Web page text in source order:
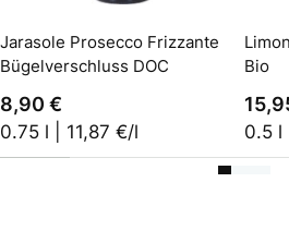
Jarasole Prosecco Frizzante
Bügelverschluss DOC
8,90 €
0.75 l | 11,87 €/l
Bio
0.5 l